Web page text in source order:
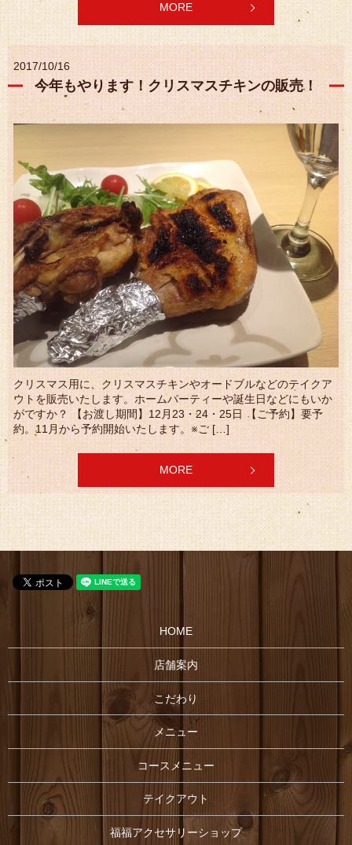
MORE
2017/10/16
今年もやります！クリスマスチキンの販売！
クリスマス用に、クリスマスチキンやオードブルなどのテイクア
ウトを販売いたします。ホームパーティーや誕生日などにもいか
がですか？ 【お渡し期間】12月23・24・25日 【ご予約】要予
約。11月から予約開始いたします。※ご […]
MORE
HOME
店舗案内
こだわり
メニュー
コースメニュー
テイクアウト
福福アクセサリーショップ